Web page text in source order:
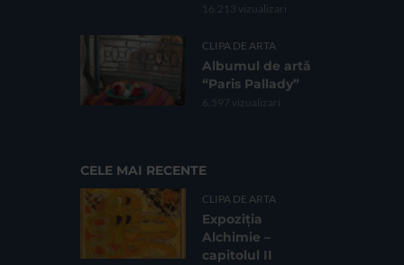
16.213 vizualizari
CLIPA DE ARTA
Albumul de artă
“Paris Pallady”
6.597 vizualizari
CELE MAI RECENTE
CLIPA DE ARTA
Expoziția
Alchimie –
capitolul II